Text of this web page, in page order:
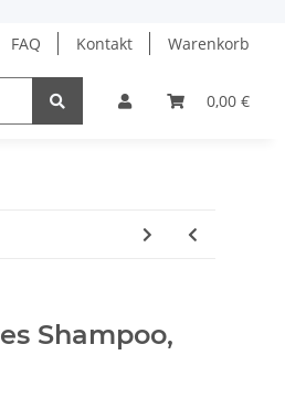
FAQ Kontakt Warenkorb
0,00 €
BARBER DROGERIE
Shampoo,